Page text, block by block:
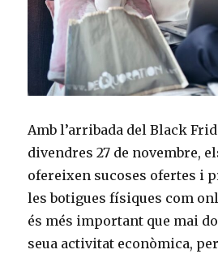
Amb l’arribada del Black
divendres 27 de novembre,
ofereixen sucoses ofertes i
les botigues físiques com
és més important que mai
seua activitat econòmica,